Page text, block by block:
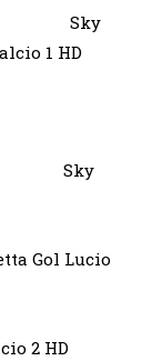
Sky
1 HD
Sky
Gol Lucio
HD